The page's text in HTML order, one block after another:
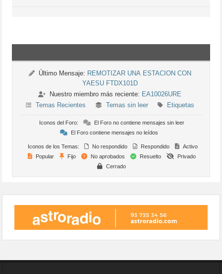
Último Mensaje: REMOTIZAR UNA ESTACION CON
YAESU FTDX101D
Nuestro miembro más reciente: EA10026URE
Temas Recientes
Temas sin leer Etiquetas
Iconos del Foro:
El Foro no contiene mensajes sin leer
El Foro contiene mensajes no leídos
Iconos de los Temas: No respondido Respondido
Activo
Popular
Fijo No aprobados Resuelto
Privado
Cerrado